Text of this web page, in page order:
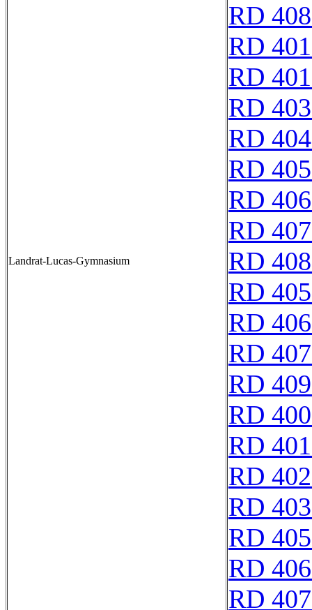
Landrat-Lucas-Gymnasium
RD
RD
RD
RD
RD
RD
RD
RD
RD
RD
RD
RD
RD
RD
RD
RD
RD
RD
RD
RD